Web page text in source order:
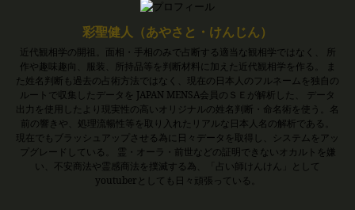
彩聖健人（あやさと・けんじん）
近代観相学の開祖。面相・手相のみで占断する適当な観相学ではなく、 所
作や趣味趣向、服装、所持品等を判断材料に加えた近代観相学を作る。 ま
た姓名判断も過去の占術方法ではなく、現在の日本人のフルネームを独自の
ルートで収集したデータを JAPAN MENSA会員のＳＥが解析した、 データ
出力を使用したより現実性の高いオリジナルの姓名判断・命名術を使う。名
前の響きや、処理流暢性等を取り入れたリアルな日本人名の解析である。
現在でもブラッシュアップさせる為に日々データを取得し、システムをアッ
プグレードしている。 霊・オーラ・前世などの証明できないオカルトを嫌
い、不安商法や霊感商法を撲滅する為、「占い師けんけん」として
youtuberとしても日々頑張っている。